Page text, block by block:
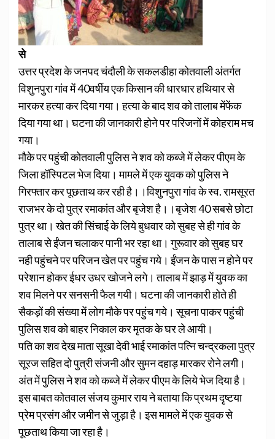
से
उत्तर प्रदेश के जनपद चंदौली के सकलडीहा कोतवाली अंतर्गत
विशुनपुरा गांव में 40वर्षीय एक किसान की धारधार हथियार से
मारकर हत्या कर दिया गया। हत्या के बाद शव को तालाब मेंफेंक
दिया गया था। घटना की जानकारी होने पर परिजनों में कोहराम मच
गया।
मौके पर पहुंची कोतवाली पुलिस ने शव को कब्जे में लेकर पीएम के
जिला हॉस्पिटल भेज दिया। मामले में एक युवक को पुलिस ने
गिरफ्तार कर पूछताथ कर रही है।।विशुनपुरा गांव के स्व. रामसूरत
राजभर के दो पुत्र रमाकांत और बृजेश है।।बृजेश 40 सबसे छोटा
पुत्र था। खेत की सिंचाई के लिये बुधवार को सुबह से ही गांव के
तालाब से ईंजन चलाकर पानी भर रहा था। गुरूवार को सुबह घर
नही पहुंचने पर परिजन खेत पर पहुंच गये। ईंजन के पास न होने पर
परेशान होकर ईधर उधर खोजने लगे। तालाब में झाड़ में युवक का
शव मिलने पर सनसनी फैल गयी। घटना की जानकारी होते ही
सैकड़ों की संख्या में लोग मौके पर पहुंच गये। सूचना पाकर पहुंची
पुलिस शव को बाहर निकाल कर मृतक के घर ले आयी।
पति का शव देख माता सूखा देवी भाई रमाकांत पत्नि चन्द्रकला पुत्र
सूरज सहित दो पुत्री संजनी और सुमन दहाड़ मारकर रोने लगी।
अंत में पुलिस ने शव को कब्जे में लेकर पीएम के लिये भेज दिया है।
इस बाबत कोतवाल संजय कुमार राय ने बताया कि प्रथम दृष्टया
प्रेम प्रसंग और जमीन से जुड़ा है। इस मामले में एक युवक से
पूछताथ किया जा रहा है।